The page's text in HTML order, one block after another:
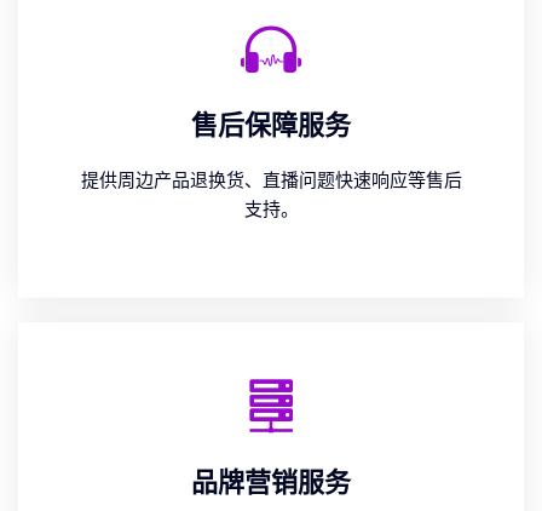
售后保障服务
提供周边产品退换货、直播问题快速响应等售后
支持。
品牌营销服务